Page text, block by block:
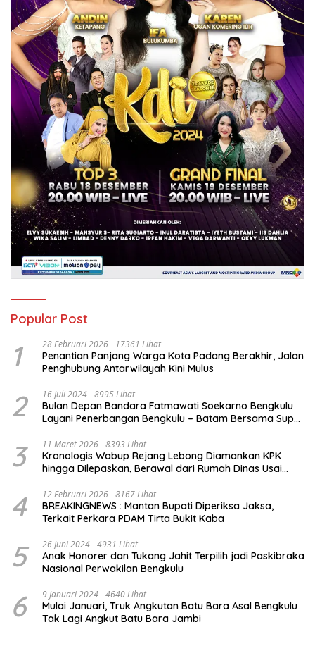
Popular Post
1 28 Februari 2026 17361 Lihat
Penantian Panjang Warga Kota Padang Berakhir, Jalan
Penghubung Antarwilayah Kini Mulus
2 16 Juli 2024 8995 Lihat
Bulan Depan Bandara Fatmawati Soekarno Bengkulu
Layani Penerbangan Bengkulu – Batam Bersama Super
3 11 Maret 2026 8393 Lihat
Kronologis Wabup Rejang Lebong Diamankan KPK
hingga Dilepaskan, Berawal dari Rumah Dinas Usai
4 12 Februari 2026 8167 Lihat
BREAKINGNEWS : Mantan Bupati Diperiksa Jaksa,
Terkait Perkara PDAM Tirta Bukit Kaba
5 26 Juni 2024 4931 Lihat
Anak Honorer dan Tukang Jahit Terpilih jadi Paskibraka
Nasional Perwakilan Bengkulu
6 9 Januari 2024 4640 Lihat
Mulai Januari, Truk Angkutan Batu Bara Asal Bengkulu
Tak Lagi Angkut Batu Bara Jambi